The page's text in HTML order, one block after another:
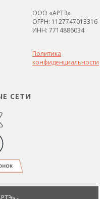
Политика
конфиденциальности
ООО «АРТЭ»
ОГРН: 1127747013316
ИНН: 7714886034
СЕТИ